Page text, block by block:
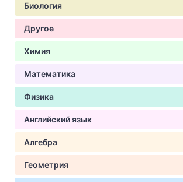
Биология
Другое
Химия
Математика
Физика
Английский язык
Алгебра
Геометрия